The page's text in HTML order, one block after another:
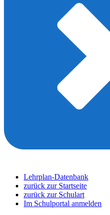
Lehrplan-Datenbank
zurück zur Startseite
zurück zur Schulart
Im Schulportal anmelden